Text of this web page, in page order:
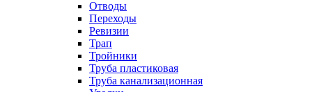
Отводы
Переходы
Ревизии
Трап
Тройники
Труба пластиковая
Труба канализационная